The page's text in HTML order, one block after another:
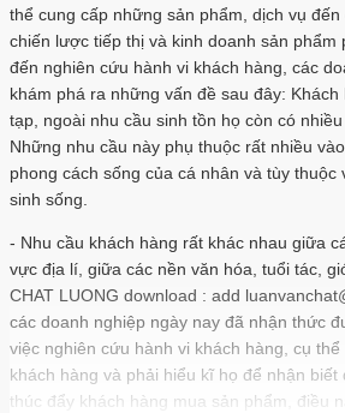
thể cung cấp những sản phẩm, dịch vụ
chiến lược tiếp thị và kinh doanh sản phẩm
đến nghiên cứu hành vi khách hàng, các
khám phá ra những vấn đề sau đây:
tạp, ngoài nhu cầu sinh tồn họ còn có
Những nhu cầu này phụ thuộc rất nhiều
phong cách sống của cá nhân và tùy thuộc
sinh sống.
- Nhu cầu khách hàng rất khác nhau giữa
vực địa lí, giữa các nền văn hóa, tuổi tác,
CHAT LUONG download : add
các doanh nghiệp ngày nay đã nhận thức
việc nghiên cứu hành vi khách hàng, cụ
khách hàng và phải hiểu kĩ họ để nhận
thúc đẩy khách hàng mua sản phẩm, điều